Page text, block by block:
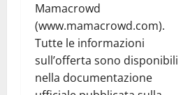
Mamacrowd
(www.mamacrowd.com).
Tutte le informazioni
sull’offerta sono disponibili
nella documentazione